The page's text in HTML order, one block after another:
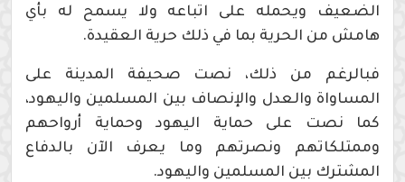
الضعيف ويحمله على اتباعه ولا يسمح له بأي
هامش من الحرية بما في ذلك حرية العقيدة.
فبالرغم من ذلك، نصت صحيفة المدينة على
المساواة والعدل والإنصاف بين المسلمين واليهود،
كما نصت على حماية اليهود وحماية أرواحهم
وممتلكاتهم ونصرتهم وما يعرف الآن بالدفاع
المشترك بين المسلمين واليهود.